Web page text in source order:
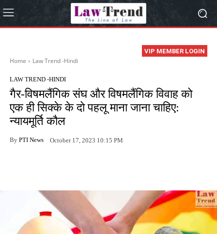
VIP MEMBER LOGIN
Home Law Trend -Hindi
LAW TREND -HINDI
गैर-विषमलैंगिक संघ और विषमलैंगिक विवाह को
एक ही सिक्के के दो पहलू माना जाना चाहिए:
न्यायमूर्ति कौल
By PTI News October 17, 2023 10:15 PM